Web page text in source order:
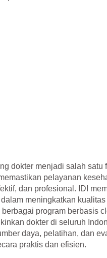
dokter menjadi salah satu
pelayanan
dan profesional.
IDI
meningkatkan
program berbasis
dokter di seluruh
daya, pelatihan, dan
praktis dan efisien.